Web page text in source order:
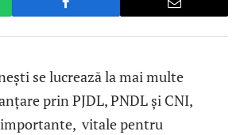
se lucrează la mai multe
prin PJDL, PNDL și CNI,
vitale pentru